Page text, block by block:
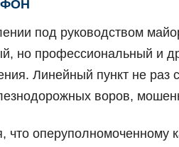
под руководством
но профессиональный и
Линейный пункт не раз
воров,
что